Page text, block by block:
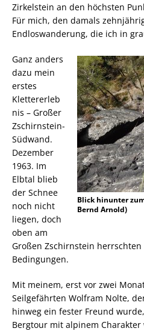
Zirkelstein an den höchsten
Für mich, den damals
Endloswanderung, die ich in
Blick hinunter
Bernd Arnold)
Ganz anders
dazu mein
erstes
Klettererleb
nis – Großer
Zschirnstein-
Südwand.
Dezember
1963. Im
Elbtal blieb
der Schnee
noch nicht
liegen, doch
oben am
Großen Zschirnstein
Bedingungen.
Mit meinem, erst vor zwei
Seilgefährten Wolfram Nolte,
hinweg ein fester Freund
Bergtour mit alpinem